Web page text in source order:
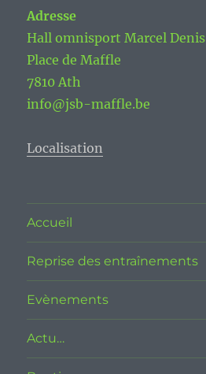
Adresse
Hall omnisport Marcel Denis
Place de Maffle
7810 Ath
info@jsb-maffle.be
Localisation
Accueil
Reprise des entraînements
Evènements
Actu…